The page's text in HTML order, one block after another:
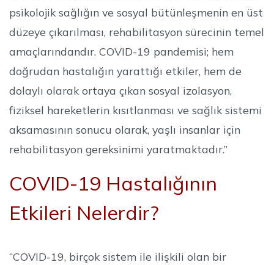
psikolojik sağlığın ve sosyal bütünleşmenin en üst
düzeye çıkarılması, rehabilitasyon sürecinin temel
amaçlarındandır. COVID-19 pandemisi; hem
doğrudan hastalığın yarattığı etkiler, hem de
dolaylı olarak ortaya çıkan sosyal izolasyon,
fiziksel hareketlerin kısıtlanması ve sağlık sistemi
aksamasının sonucu olarak, yaşlı insanlar için
rehabilitasyon gereksinimi yaratmaktadır.”
COVID-19 Hastalığının
Etkileri Nelerdir?
“COVID-19, birçok sistem ile ilişkili olan bir